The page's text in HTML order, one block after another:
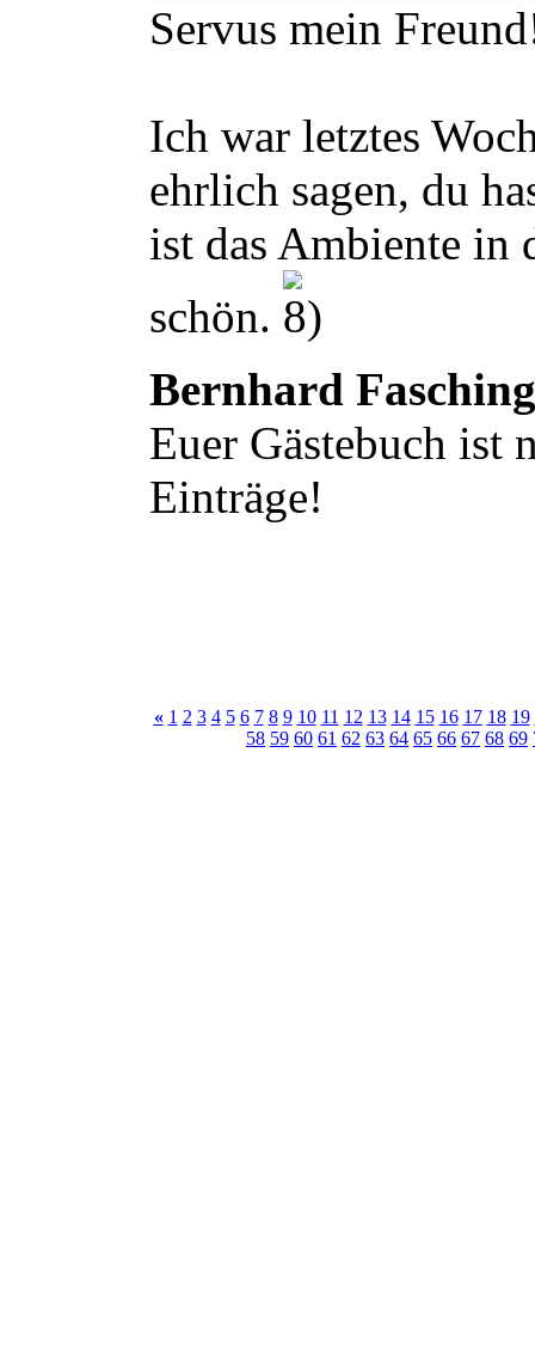
Servus mein
Ich war letztes
ehrlich sagen, du
ist das Ambiente in
schön.
Bernhard Fasching
Euer Gästebuch ist
Einträge!
« 1 2 3 4 5 6 7 8 9 10 11 12 13 14 15 16 17 18 19
58 59 60 61 62 63 64 65 66 67 68 69